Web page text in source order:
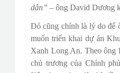
dân” – ông David Dương
Đó cũng chính là lý do để
muốn triển khai dự án
Xanh Long An. Theo ông
chủ trương của Chính